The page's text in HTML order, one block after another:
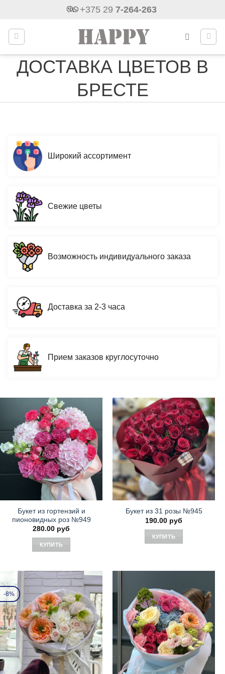
content
+375 29 7-264-263
ДОСТАВКА ЦВЕТОВ В
БРЕСТЕ
Широкий ассортимент
Свежие цветы
Возможность индивидуального заказа
Доставка за 2-3 часа
Прием заказов круглосуточно
Букет из гортензий и
пионовидных роз №949
280.00 руб
КУПИТЬ
Букет из 31 розы №945
190.00 руб
КУПИТЬ
-8%